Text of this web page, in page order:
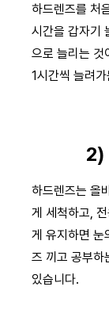
하드렌즈를 처
시간을 갑자기
으로 늘리는 것
1시간씩 늘려
2)
하드렌즈는 올
게 세척하고,
게 유지하면 눈
즈 끼고 공부하
있습니다.